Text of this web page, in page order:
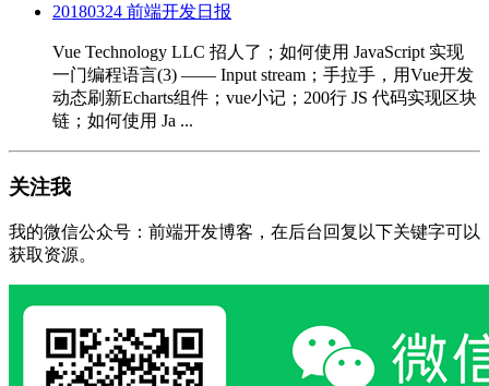
20180324 前端开发日报
Vue Technology LLC 招人了；如何使用 JavaScript 实现
一门编程语言(3) —— Input stream；手拉手，用Vue开发
动态刷新Echarts组件；vue小记；200行 JS 代码实现区块
链；如何使用 Ja ...
关注我
我的微信公众号：前端开发博客，在后台回复以下关键字可以
获取资源。